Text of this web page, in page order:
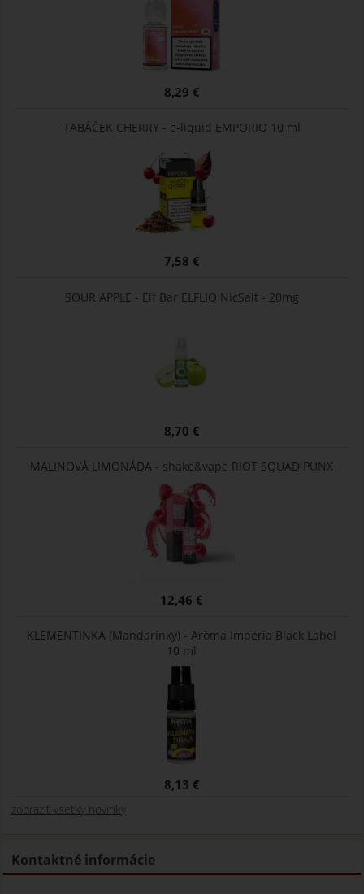
8,29 €
TABÁČEK CHERRY - e-liquid EMPORIO 10 ml
7,58 €
SOUR APPLE - Elf Bar ELFLIQ NicSalt - 20mg
8,70 €
MALINOVÁ LIMONÁDA - shake&vape RIOT SQUAD PUNX
12,46 €
KLEMENTINKA (Mandarínky) - Aróma Imperia Black Label
10 ml
8,13 €
zobraziť vsetky novinky
Kontaktné informácie